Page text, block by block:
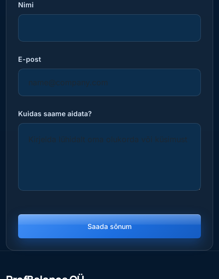
Nimi
E-post
Kuidas saame aidata?
Saada sõnum